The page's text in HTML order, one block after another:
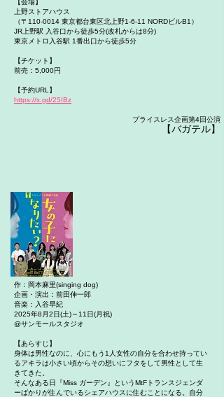
【会場】
上野ストアハウス
（〒110-0014 東京都台東区北上野1-6-11 NORDビルB1）
JR上野駅 入谷口から徒歩5分(改札からは8分)
東京メトロ入谷駅 1番出口から徒歩5分
【チケット】
前売：5,000円
【予約URL】
https://x.gd/25IBz
プライスレス企画第4回公演​
【バガテル】
作：岡本麻里(singing dog)
企画・演出：前田伸一郎
音楽：入谷早紀
2025年8月2日(土)～11日(月祝)
@サンモールスタジオ
【あらすじ】
身体は男性なのに、心にもう1人女性の自分を合わせ持ってい
るアキラは小さい頃からその想いにフタをして男性として生
きてきた。
そんなある日『Miss ガーデン』というMtFトランスジェンダ
ーばかりが住んでいるシェアハウスに住むことになる。自分